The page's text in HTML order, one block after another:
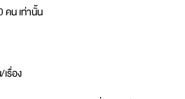
น เท่านั้น
รื่อง